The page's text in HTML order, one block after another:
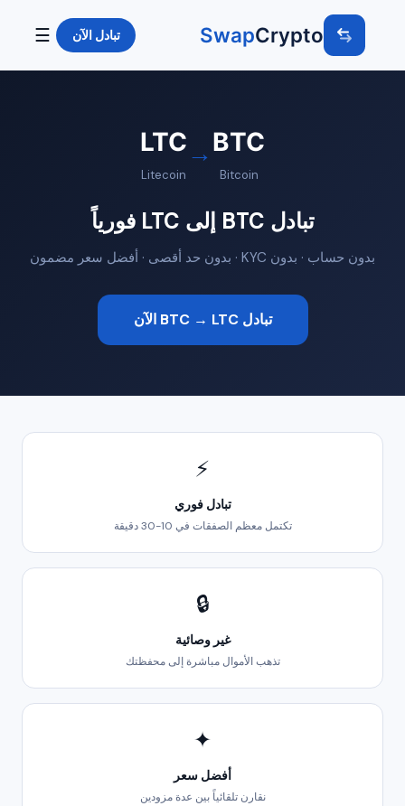
Crypto
Swap تبادل الآن ☰
BTC
Bitcoin
→
LTC
Litecoin
تبادل BTC إلى LTC فورياً
بدون حساب · بدون KYC · بدون حد أقصى · أفضل سعر مضمون
تبادل BTC → LTC الآن
⚡
تبادل فوري
تكتمل معظم الصفقات في 10-30 دقيقة
🔒
غير وصائية
تذهب الأموال مباشرة إلى محفظتك
✦
أفضل سعر
نقارن تلقائياً بين عدة مزودين